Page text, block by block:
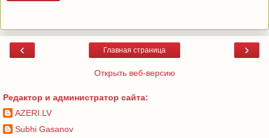
‹ ›
Главная страница
Открыть веб-версию
Редактор и администратор сайта:
AZERI.LV
Subhi Gasanov